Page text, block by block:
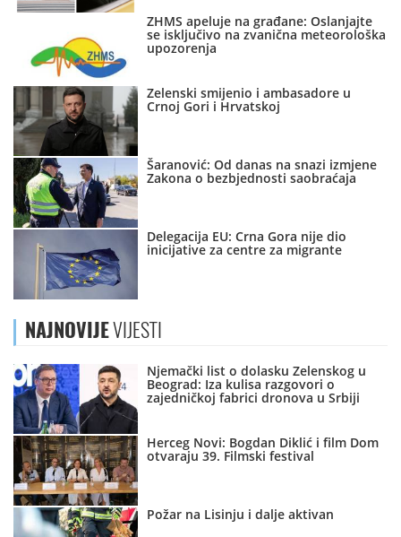
ZHMS apeluje na građane: Oslanjajte
se isključivo na zvanična meteorološka
upozorenja
Zelenski smijenio i ambasadore u
Crnoj Gori i Hrvatskoj
Šaranović: Od danas na snazi izmjene
Zakona o bezbjednosti saobraćaja
Delegacija EU: Crna Gora nije dio
inicijative za centre za migrante
NAJNOVIJEVIJESTI
Njemački list o dolasku Zelenskog u
Beograd: Iza kulisa razgovori o
zajedničkoj fabrici dronova u Srbiji
Herceg Novi: Bogdan Diklić i film Dom
otvaraju 39. Filmski festival
Požar na Lisinju i dalje aktivan